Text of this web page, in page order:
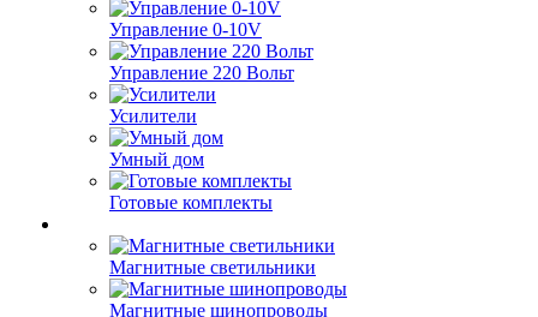
Управление 0-10V
Управление 220 Вольт
Усилители
Умный дом
Готовые комплекты
Магнитные светильники
Магнитные шинопроводы